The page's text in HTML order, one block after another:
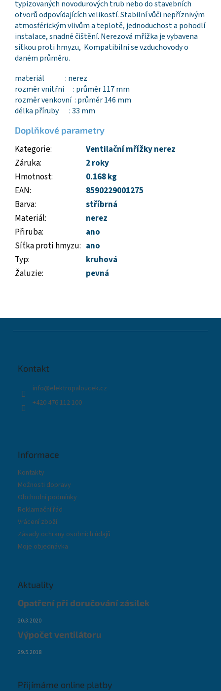
typizovaných novodurových trub nebo do stavebních
otvorů odpovídajících velikostí. Stabilní vůči nepříznivým
atmosférickým vlivům a teplotě, jednoduchost a pohodlí
instalace, snadné čištění. Nerezová mřížka je vybavena
síťkou proti hmyzu, Kompatibilní se vzduchovody o
daném průměru.
materiál : nerez
rozměr vnitřní : průměr 117 mm
rozměr venkovní : průměr 146 mm
délka příruby : 33 mm
Doplňkové parametry
Kategorie:
Ventilační mřížky nerez
Záruka:
2 roky
Hmotnost:
0.168 kg
EAN:
8590229001275
Barva:
stříbrná
Materiál:
nerez
Přiruba:
ano
Síťka proti hmyzu: ano
Typ:
kruhová
Žaluzie: pevná
Kontakt
info@elektropaloucek.cz
+420 476 112 100
Informace
Kontakty
Možnosti dopravy
Obchodní podmínky
Reklamační řád
Vrácení zboží
Zásady ochrany osobních údajů
Moje objednávka
Aktuality
Opatření při doručování zásilek
20.3.2020
Výpočet ventilátoru
29.5.2018
Přijímáme online platby